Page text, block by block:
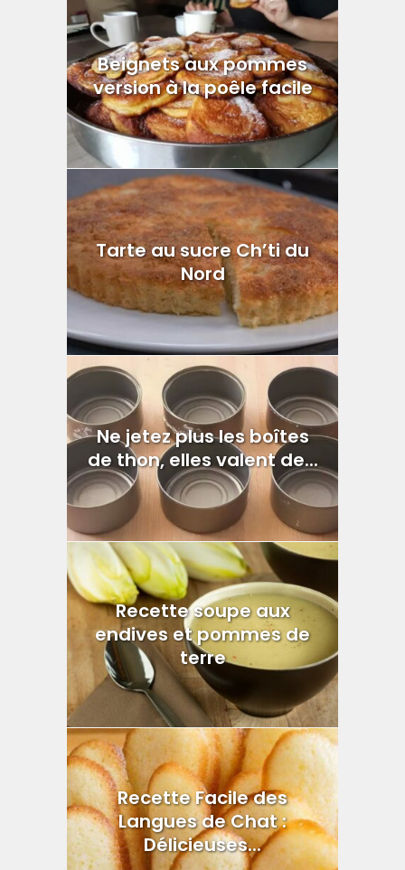
Beignets aux pommes
version à la poêle facile
Tarte au sucre Ch’ti du
Nord
Ne jetez plus les boîtes
de thon, elles valent de...
Recette soupe aux
endives et pommes de
terre
Recette Facile des
Langues de Chat :
Délicieuses...